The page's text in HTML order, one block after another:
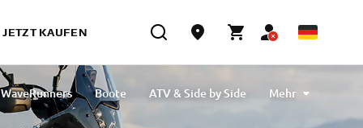
JETZT KAUFEN
WaveRunners Boote
ATV & Side by Side
Motoröle Reinigung & Schutz
Mehr